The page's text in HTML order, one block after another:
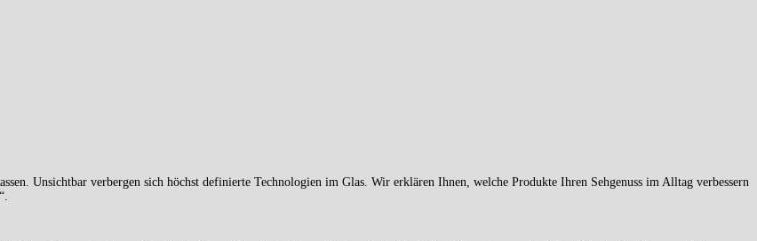
Unsichtbar verbergen sich höchst definierte Technologien im Glas. Wir erklären Ihnen, welche Produkte Ihren Sehgenuss im Alltag verbessern